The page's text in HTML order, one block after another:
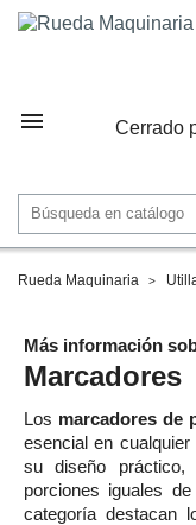

Cerrado
Rueda Maquinaria
Más información
Marcadores
Los marcadores de
esencial en
su diseño
porciones iguales
categoría destacan